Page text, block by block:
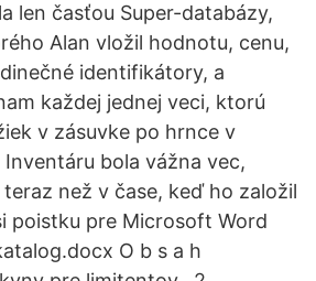
len časťou Super-databázy,
Alan vložil hodnotu, cenu,
identifikátory, a
každej jednej veci, ktorú
v zásuvke po hrnce v
bola vážna vec,
než v čase, keď ho založil
poistku pre Microsoft Word
O b s a h